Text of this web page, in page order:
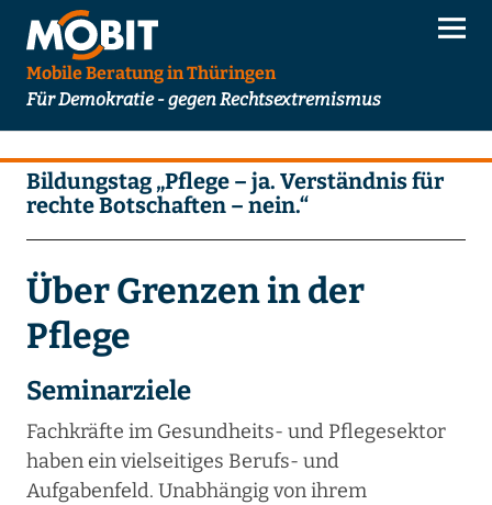
Mobile Beratung in Thüringen
Für Demokratie - gegen Rechtsextremismus
Bildungstag „Pflege – ja. Verständnis für
rechte Botschaften – nein.“
Über Grenzen in der
Pflege
Seminarziele
Fachkräfte im Gesundheits- und Pflegesektor
haben ein vielseitiges Berufs- und
Aufgabenfeld. Unabhängig von ihrem